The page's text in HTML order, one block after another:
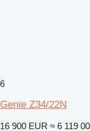
6
Genie Z34/22N
16 900 EUR ≈ 6 119